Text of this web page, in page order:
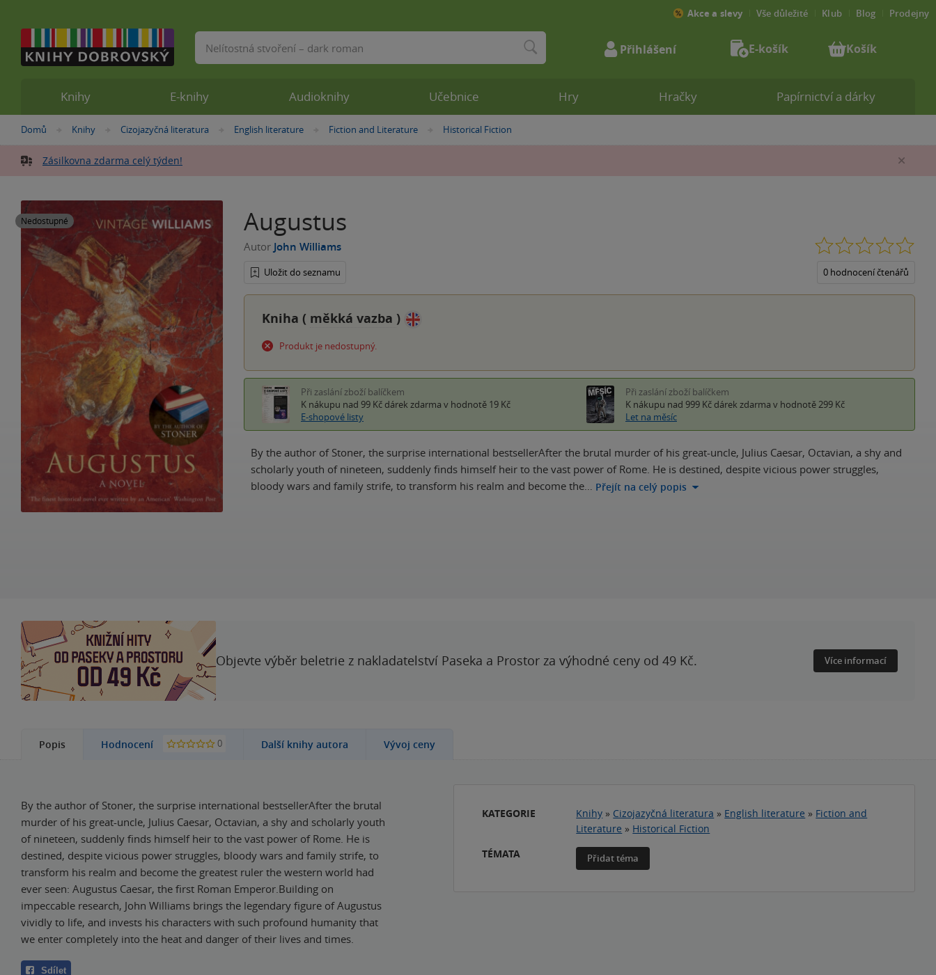
Nacházíte
zde:
Domů »
Knihy »
Cizojazyčná literatura »
English literature »Fiction and Literature »Historical Fiction
Zásilkovna zdarma celý týden!
Nedostupné Augustus
Autor John Williams
Uložit do seznamu 0 hodnocení čtenářů
Kniha ( měkká vazba )
Produkt je nedostupný.
Při zaslání zboží balíčkem
K nákupu nad 99 Kč dárek zdarma v hodnotě 19 Kč
E-shopové listy
Při zaslání zboží balíčkem
K nákupu nad 999 Kč dárek zdarma v hodnotě 299 Kč
Let na měsíc
By the author of Stoner, the surprise international bestsellerAfter the brutal murder of his great-uncle, Julius Caesar, Octavian, a shy and
scholarly youth of nineteen, suddenly finds himself heir to the vast power of Rome. He is destined, despite vicious power struggles,
bloody wars and family strife, to transform his realm and become the… Přejít na celý popis
Objevte výběr beletrie z nakladatelství Paseka a Prostor za výhodné ceny od 49 Kč. Více informací
Popis Hodnocení 0 Další knihy autora Vývoj ceny
By the author of Stoner, the surprise international bestsellerAfter the brutal
murder of his great-uncle, Julius Caesar, Octavian, a shy and scholarly youth
of nineteen, suddenly finds himself heir to the vast power of Rome. He is
destined, despite vicious power struggles, bloody wars and family strife, to
transform his realm and become the greatest ruler the western world had
ever seen: Augustus Caesar, the first Roman Emperor.Building on
impeccable research, John Williams brings the legendary figure of Augustus
vividly to life, and invests his characters with such profound humanity that
we enter completely into the heat and danger of their lives and times.
Sdílet
KATEGORIE Knihy » Cizojazyčná literatura » English literature » Fiction and
Literature » Historical Fiction
TÉMATA
Přidat téma
Knihy E-knihy Audioknihy Učebnice Hry Hračky Papírnictví a dárky
Akce a slevy Vše důležité Klub Blog Prodejny
Vyhledávání Přihlášení E-košík Košík